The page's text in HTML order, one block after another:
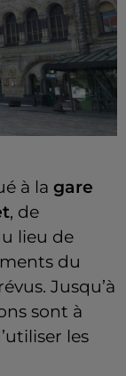
à la gare
, de
lieu de
du
Jusqu’à
sont à
les